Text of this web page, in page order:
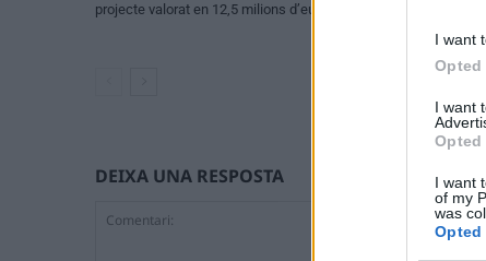
I want
Opted
I want
Opted
I want
of my
was
Opted
projecte valorat en 12,5 milions d’euros
DEIXA UNA RESPOSTA